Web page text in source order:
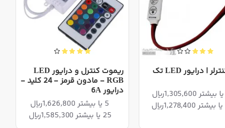
مینی کنترلر | درایور LED تک
ریموت کنترل و درایور LED
RGB - مادون قرمز - 24 کلید -
درایور 6A
5 یا بیشتر 1,626,800ریال
25 یا بیشتر 1,585,300ریال